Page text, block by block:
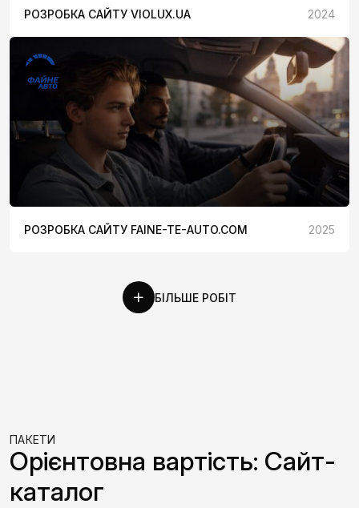
РОЗРОБКА САЙТУ VIOLUX.UA 2024
РОЗРОБКА САЙТУ FAINE-TE-AUTO.COM 2025
БІЛЬШЕ РОБІТ
ПАКЕТИ
Орієнтовна вартість: Сайт-
каталог